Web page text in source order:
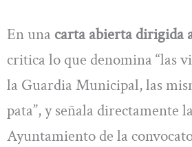
En una carta abierta dirigida
critica lo que denomina “las
la Guardia Municipal, las
pata”, y señala directamente
Ayuntamiento de la